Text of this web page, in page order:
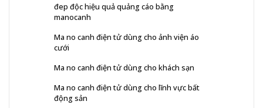
đep độc hiệu quả quảng cáo bằng
manocanh
Ma no canh điện tử dùng cho ảnh viện áo
cưới
Ma no canh điện tử dùng cho khách sạn
Ma no canh điện tử dùng cho lĩnh vực bất
động sản